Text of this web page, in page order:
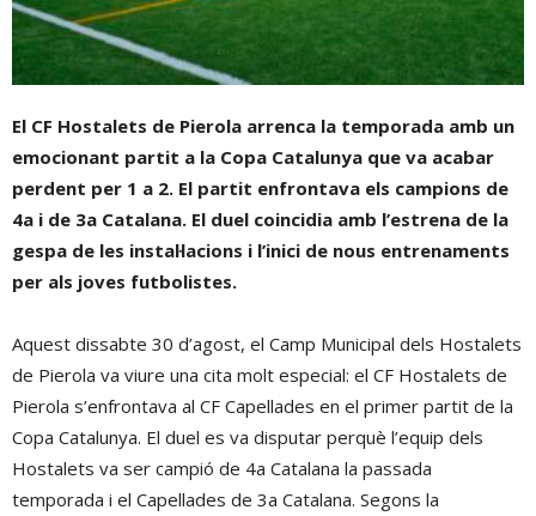
El CF Hostalets de Pierola arrenca la temporada amb un
emocionant partit a la Copa Catalunya que va acabar
perdent per 1 a 2. El partit enfrontava els campions de
4a i de 3a Catalana. El duel coincidia amb l’estrena de la
gespa de les instal·lacions i l’inici de nous entrenaments
per als joves futbolistes.
Aquest dissabte 30 d’agost, el Camp Municipal dels Hostalets
de Pierola va viure una cita molt especial: el CF Hostalets de
Pierola s’enfrontava al CF Capellades en el primer partit de la
Copa Catalunya. El duel es va disputar perquè l’equip dels
Hostalets va ser campió de 4a Catalana la passada
temporada i el Capellades de 3a Catalana. Segons la